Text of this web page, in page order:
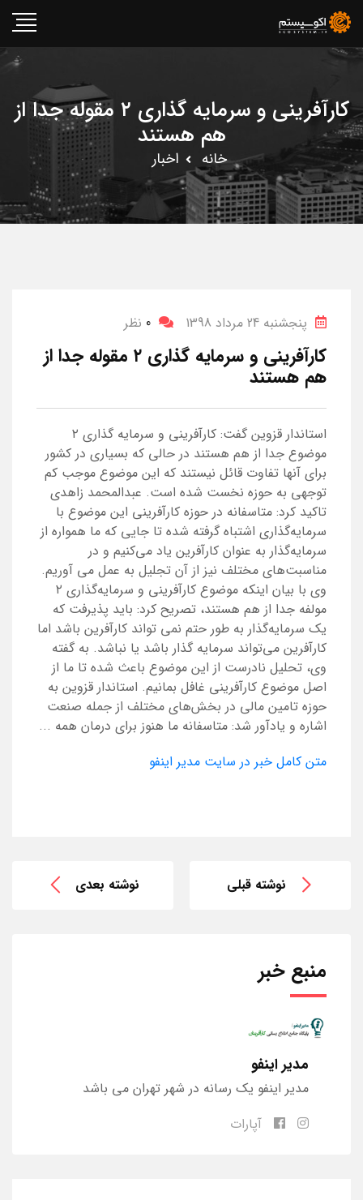
کارآفرینی و سرمایه گذاری ۲ مقوله جدا از
هم هستند
خانه اخبار
پنجشنبه 24 مرداد 1398 0 نظر
کارآفرینی و سرمایه گذاری ۲ مقوله جدا از
هم هستند
استاندار قزوین گفت: کارآفرینی و سرمایه گذاری ۲
موضوع جدا از هم هستند در حالی که بسیاری در کشور
برای آنها تفاوت قائل نیستند که این موضوع موجب کم
توجهی به حوزه نخست شده است. عبدالمحمد زاهدی
تاکید کرد: متاسفانه در حوزه کارآفرینی این موضوع با
سرمایه‌گذاری اشتباه گرفته شده تا جایی که ما همواره از
سرمایه‌گذار به عنوان کارآفرین یاد می‌کنیم و در
مناسبت‌های مختلف نیز از آن تجلیل به عمل می آوریم.
وی با بیان اینکه موضوع کارآفرینی و سرمایه‌گذاری ۲
مولفه جدا از هم هستند، تصریح کرد: باید پذیرفت که
یک سرمایه‌گذار به طور حتم نمی تواند کارآفرین باشد اما
کارآفرین می‌تواند سرمایه گذار باشد یا نباشد. به گفته
وی، تحلیل نادرست از این موضوع باعث شده تا ما از
اصل موضوع کارآفرینی غافل بمانیم. استاندار قزوین به
حوزه تامین مالی در بخش‌های مختلف از جمله صنعت
اشاره و یادآور شد: متاسفانه ما هنوز برای درمان همه ...
متن کامل خبر در سایت مدیر اینفو
نوشته قبلی نوشته بعدی
منبع خبر
مدیر اینفو
مدیر اینفو یک رسانه در شهر تهران می باشد
آپارات